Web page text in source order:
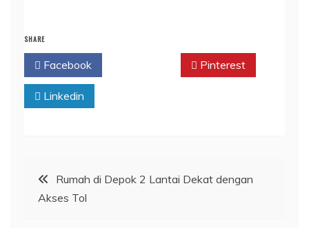
SHARE
Facebook Pinterest
Linkedin
Post
navigation
Rumah di Depok 2 Lantai Dekat dengan
Akses Tol